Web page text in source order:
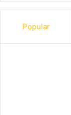
Popular